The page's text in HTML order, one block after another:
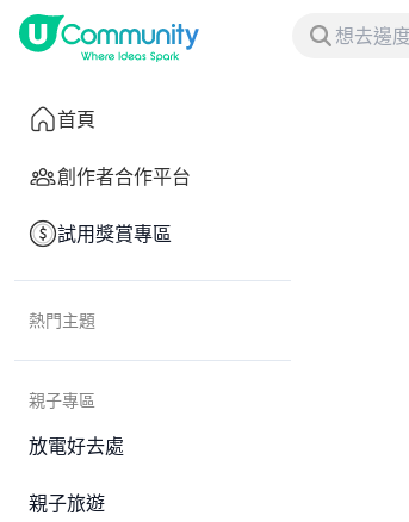
首頁
創作者合作平台
試用獎賞專區
熱門主題
親子專區
放電好去處
親子旅遊